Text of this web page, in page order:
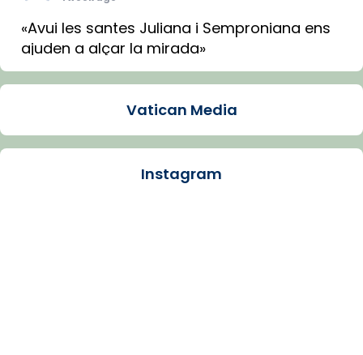
«Avui les santes Juliana i Semproniana ens
ajuden a alçar la mirada»
Mons. Sergi Gordo, bisbe de Tortosa, ha
Santes de Mataró.
🔗tinyurl.com/cvu5jmbk
Vatican Media
Instagram